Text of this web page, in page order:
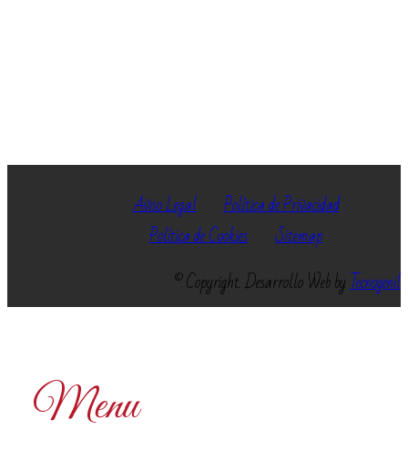
Aviso Legal
Política de Privacidad
Política de Cookies
Sitemap
© Copyright. Desarrollo Web byTecnogenil
Menu